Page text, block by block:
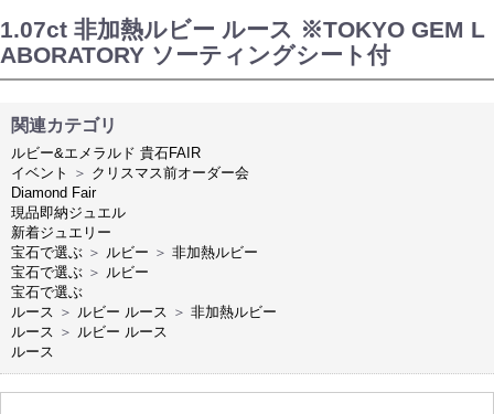
1.07ct 非加熱ルビー ルース ※TOKYO GEM L
ABORATORY ソーティングシート付
関連カテゴリ
ルビー&エメラルド 貴石FAIR
イベント
＞ クリスマス前オーダー会
Diamond Fair
現品即納ジュエル
新着ジュエリー
宝石で選ぶ ＞ ルビー ＞ 非加熱ルビー
宝石で選ぶ ＞ ルビー
宝石で選ぶ
ルース ＞ ルビー ルース ＞ 非加熱ルビー
ルース ＞ ルビー ルース
ルース